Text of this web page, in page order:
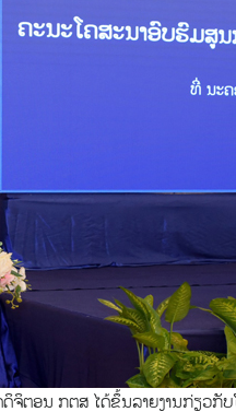
ຕອນ ກຕສ ໄດ້ຂຶ້ນລາຍງານກ່ຽວກັ